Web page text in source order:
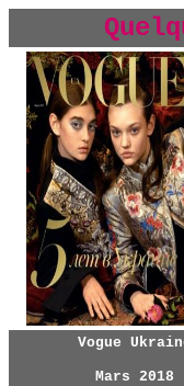
Vogue
Mars 2018